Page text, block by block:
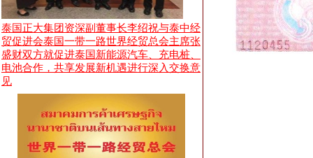
泰国正大集团资深副董事长李绍祝与泰中经
贸促进会泰国一带一路世界经贸总会主席张
盛财双方就促进泰国新能源汽车、充电桩、
电池合作，共享发展新机遇进行深入交换意
见